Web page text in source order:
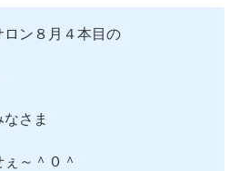
ン８月４本目の
さま
～＾０＾